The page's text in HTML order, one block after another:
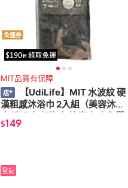
免運券
MIT品質有保障
【UdiLife】MIT 水波紋 硬
漢粗感沐浴巾 2入組（美容沐浴
巾 洗澡巾 起泡巾 按摩巾 去角質
巾 搓澡巾）
$149
登記